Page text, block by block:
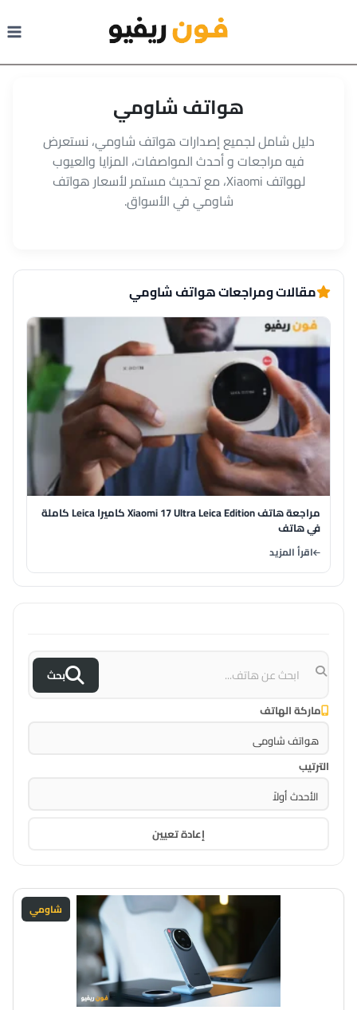
المحتوى
هواتف شاومي
دليل شامل لجميع إصدارات هواتف شاومي، نستعرض
فيه مراجعات و أحدث المواصفات، المزايا والعيوب
لهواتف Xiaomi، مع تحديث مستمر لأسعار هواتف
شاومي في الأسواق.
مقالات ومراجعات هواتف شاومي
مراجعة هاتف Xiaomi 17 Ultra Leica Edition كاميرا Leica كاملة
في هاتف
اقرأ المزيد
بحث
ماركة الهاتف
الترتيب
إعادة تعيين
شاومي